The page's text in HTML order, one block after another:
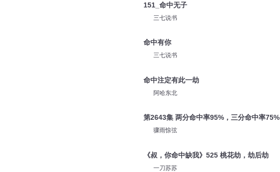
151_命中无子
三七说书
命中有你
三七说书
命中注定有此一劫
阿哈东北
第2643集 两分命中率95%，三分命中率75%
骤雨惊弦
《叔，你命中缺我》525 桃花劫，劫后劫
一刀苏苏